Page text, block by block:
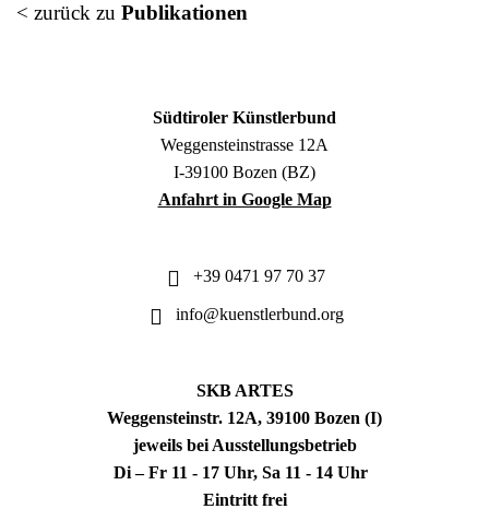
< zurück zu Publikationen
Südtiroler Künstlerbund
Weggensteinstrasse 12A
I-39100 Bozen (BZ)
Anfahrt in Google Map
+39 0471 97 70 37
info@kuenstlerbund.org
SKB ARTES
Weggensteinstr. 12A, 39100 Bozen (I)
jeweils bei Ausstellungsbetrieb
Di – Fr 11 - 17 Uhr, Sa 11 - 14 Uhr
Eintritt frei